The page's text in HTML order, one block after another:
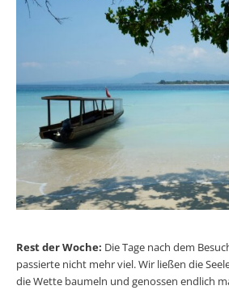
Rest der Woche: Die Tage nach dem
passierte nicht mehr viel. Wir ließen die
die Wette baumeln und genossen endlich